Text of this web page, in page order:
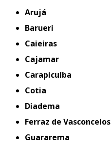
Arujá
Barueri
Caieiras
Cajamar
Carapicuíba
Cotia
Diadema
Ferraz de Vasconcelos
Guararema